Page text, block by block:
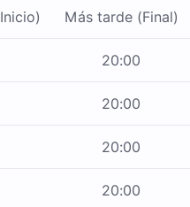
Más tarde (Final)
20:00
20:00
20:00
20:00